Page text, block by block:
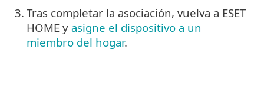
3. Tras completar la asociación, vuelva a ESET
HOME y asigne el dispositivo a un
miembro del hogar.